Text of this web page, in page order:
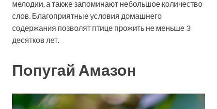
мелодии, а также запоминают небольшое количество
слов. Благоприятные условия домашнего
содержания позволят птице прожить не меньше 3
десятков лет.
Попугай Амазон